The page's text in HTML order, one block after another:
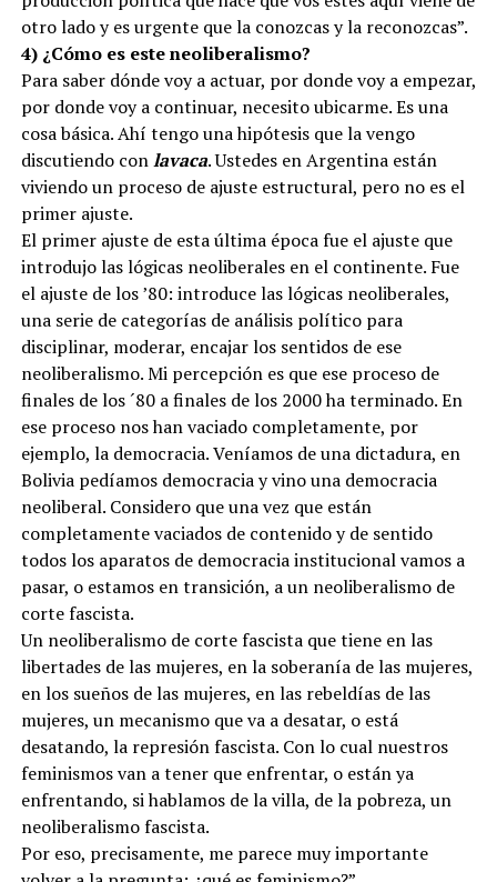
otro lado y es urgente que la conozcas y la reconozcas”.
4) ¿Cómo es este neoliberalismo?
Para saber dónde voy a actuar, por donde voy a empezar,
por donde voy a continuar, necesito ubicarme. Es una
cosa básica. Ahí tengo una hipótesis que la vengo
discutiendo conlavaca. Ustedes en Argentina están
viviendo un proceso de ajuste estructural, pero no es el
primer ajuste.
El primer ajuste de esta última época fue el ajuste que
introdujo las lógicas neoliberales en el continente. Fue
el ajuste de los ’80: introduce las lógicas neoliberales,
una serie de categorías de análisis político para
disciplinar, moderar, encajar los sentidos de ese
neoliberalismo. Mi percepción es que ese proceso de
finales de los ´80 a finales de los 2000 ha terminado. En
ese proceso nos han vaciado completamente, por
ejemplo, la democracia. Veníamos de una dictadura, en
Bolivia pedíamos democracia y vino una democracia
neoliberal. Considero que una vez que están
completamente vaciados de contenido y de sentido
todos los aparatos de democracia institucional vamos a
pasar, o estamos en transición, a un neoliberalismo de
corte fascista.
Un neoliberalismo de corte fascista que tiene en las
libertades de las mujeres, en la soberanía de las mujeres,
en los sueños de las mujeres, en las rebeldías de las
mujeres, un mecanismo que va a desatar, o está
desatando, la represión fascista. Con lo cual nuestros
feminismos van a tener que enfrentar, o están ya
enfrentando, si hablamos de la villa, de la pobreza, un
neoliberalismo fascista.
Por eso, precisamente, me parece muy importante